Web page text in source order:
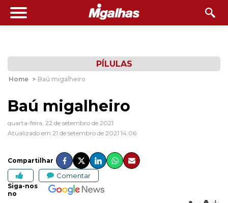
PÍLULAS
Home > Baú migalheiro
Baú migalheiro
quarta-feira, 22 de setembro de 2021
Atualizado em 21 de setembro de 2021 14:06
Compartilhar
Comentar
Siga-nos
no